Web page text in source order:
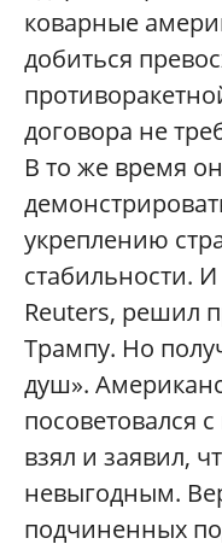
коварные
добиться
договора не
В то же время
укреплению
стабильности.
Reuters, решил
Трампу. Но
душ».
посоветовался
взял и заявил,
невыгодным.
подчиненных